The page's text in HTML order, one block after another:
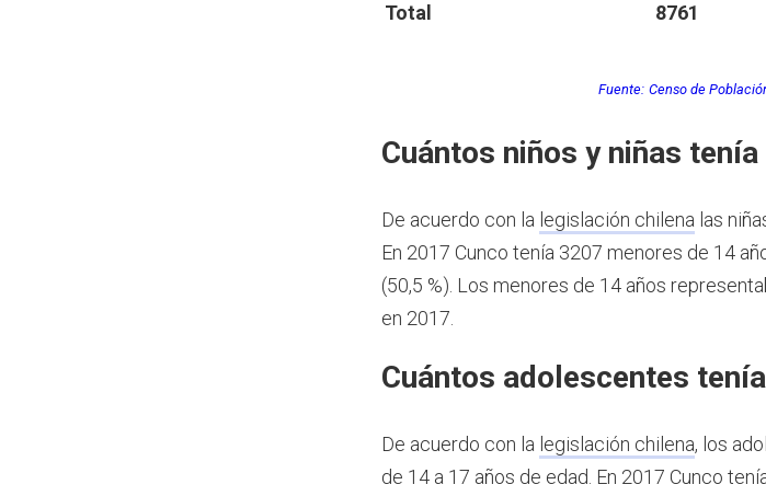
Total 8761
Fuente: Censo de
Cuántos niños y niñas
De acuerdo con la legislación chilena las
En 2017 Cunco tenía 3207 menores de 14
(50,5 %). Los menores de 14 años
en 2017.
Cuántos adolescentes
De acuerdo con la legislación chilena, los
de 14 a 17 años de edad. En 2017 Cunco